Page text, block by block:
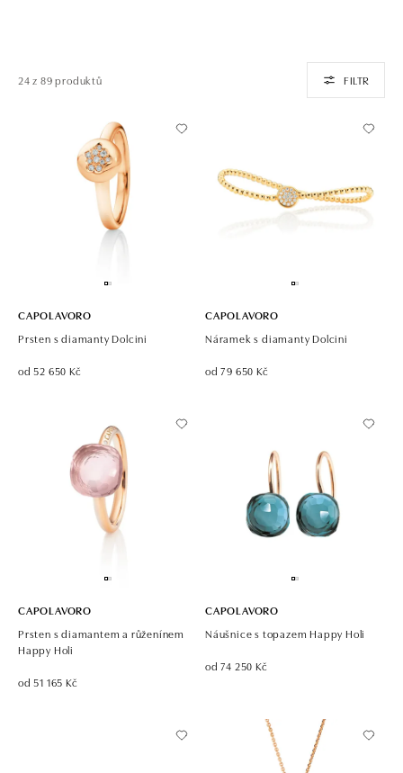
24 z 89 produktů FILTR
CAPOLAVORO
Prsten s diamanty Dolcini
od 52 650 Kč
CAPOLAVORO
Náramek s diamanty Dolcini
od 79 650 Kč
CAPOLAVORO
Prsten s diamantem a růženínem
Happy Holi
od 51 165 Kč
CAPOLAVORO
Náušnice s topazem Happy Holi
od 74 250 Kč